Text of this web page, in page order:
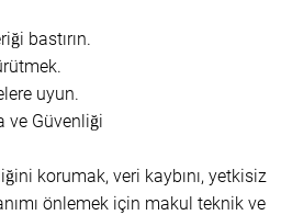
bastırın.
uyun.
ve Güvenliği
korumak, veri kaybını, yetkisiz
önlemek için makul teknik ve